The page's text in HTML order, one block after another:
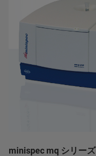
minispec mq シリーズ